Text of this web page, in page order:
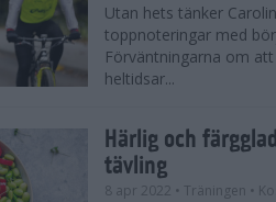
Utan hets tänker
toppnoteringar med
Förväntningarna om
heltidsar...
Härlig och
tävling
8 apr 2022 • Träningen •